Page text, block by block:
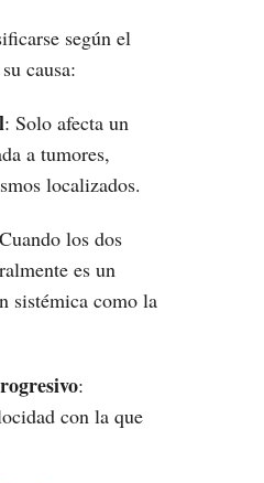
según el
causa:
: Solo afecta un
a tumores,
localizados.
los dos
es un
sistémica como la
:
con la que